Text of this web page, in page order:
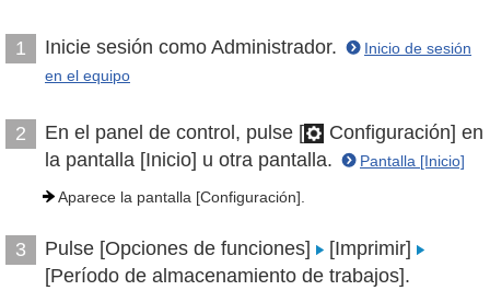
1 Inicie sesión como Administrador.
Inicio de sesión
en el equipo
2 En el panel de control, pulse [
Configuración] en
la pantalla [Inicio] u otra pantalla.
Pantalla [Inicio]
Aparece la pantalla [Configuración].
3 Pulse [Opciones de funciones]
[Imprimir]
[Período de almacenamiento de trabajos].